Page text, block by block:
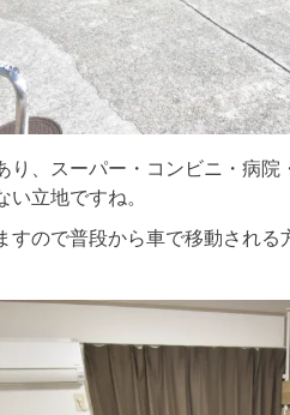
り、スーパー・コンビニ・病院
立地ですね。
すので普段から車で移動され